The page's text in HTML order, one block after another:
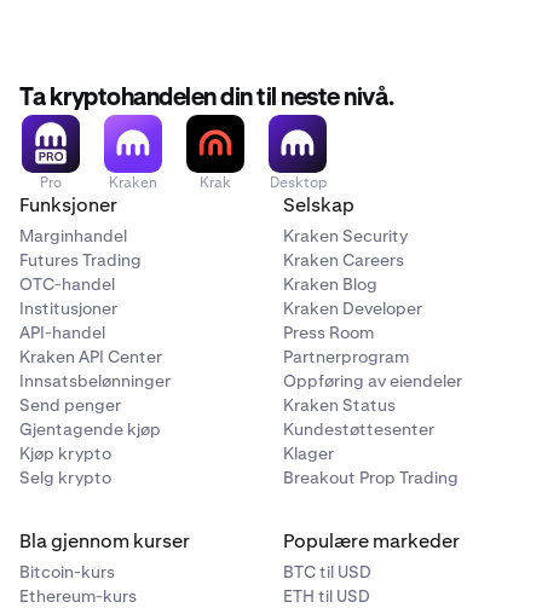
Ta kryptohandelen din til neste nivå.
Pro Kraken Krak Desktop
Funksjoner
Marginhandel
Futures Trading
OTC-handel
Institusjoner
API-handel
Kraken API Center
Innsatsbelønninger
Send penger
Gjentagende kjøp
Kjøp krypto
Selg krypto
Selskap
Kraken Security
Kraken Careers
Kraken Blog
Kraken Developer
Press Room
Partnerprogram
Oppføring av eiendeler
Kraken Status
Kundestøttesenter
Klager
Breakout Prop Trading
Bla gjennom kurser
Bitcoin-kurs
Ethereum-kurs
Populære markeder
BTC til USD
ETH til USD